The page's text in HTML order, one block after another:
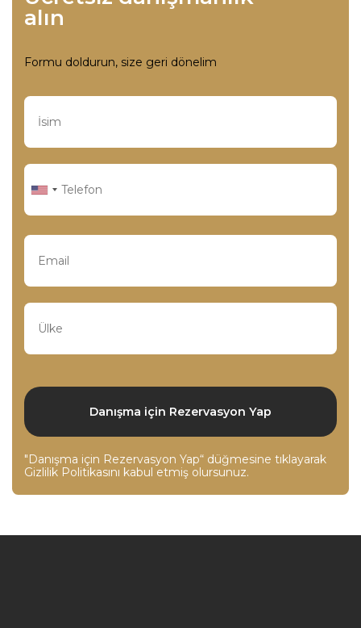
alın
Formu doldurun, size geri dönelim
"Danışma için Rezervasyon Yap“ düğmesine tıklayarak
Gizlilik Politikasını kabul etmiş olursunuz.